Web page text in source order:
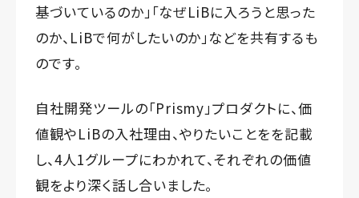
基づいているのか」「なぜLiBに入ろうと思った
のか、LiBで何がしたいのか」などを共有するも
のです。
自社開発ツールの「Prismy」プロダクトに、価
値観やLiBの入社理由、やりたいことをを記載
し、4人1グループにわかれて、それぞれの価値
観をより深く話し合いました。